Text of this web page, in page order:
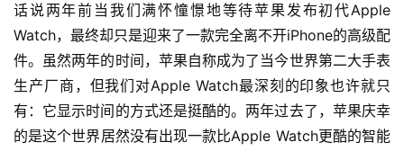
话说两年前当我们满怀憧憬地等待苹果发布初代Apple
Watch，最终却只是迎来了一款完全离不开iPhone的高级配
件。虽然两年的时间，苹果自称成为了当今世界第二大手表
生产厂商，但我们对Apple Watch最深刻的印象也许就只
有：它显示时间的方式还是挺酷的。 两年过去了，苹果庆幸
的是这个世界居然没有出现一款比Apple Watch更酷的智能